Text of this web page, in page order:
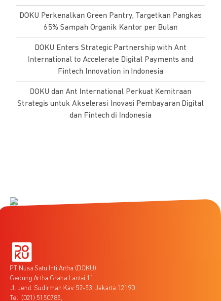
DOKU Perkenalkan Green Pantry, Targetkan Pangkas
65% Sampah Organik Kantor per Bulan
DOKU Enters Strategic Partnership with Ant
International to Accelerate Digital Payments and
Fintech Innovation in Indonesia
DOKU dan Ant International Perkuat Kemitraan
Strategis untuk Akselerasi Inovasi Pembayaran Digital
dan Fintech di Indonesia
PT Nusa Satu Inti Artha (DOKU)
Gedung Artha Graha Lantai 11
Jl. Jend. Sudirman Kav. 52-53, Jakarta 12190
Tel. (021) 5150785,